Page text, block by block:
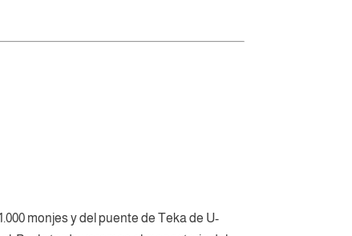
monjes y del puente de Teka de U-